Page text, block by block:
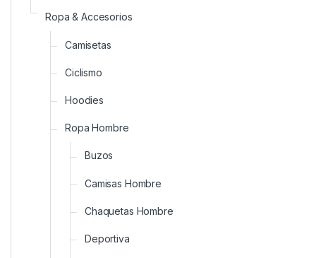
Ropa & Accesorios
Camisetas
Ciclismo
Hoodies
Ropa Hombre
Buzos
Camisas Hombre
Chaquetas Hombre
Deportiva